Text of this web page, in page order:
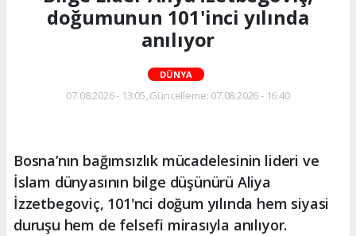
doğumunun 101'inci yılında
anılıyor
DÜNYA
07.08.2026 - 13:05, Güncelleme: 07.08.2026 - 16:40
Bosna’nın bağımsızlık mücadelesinin lideri ve
İslam dünyasının bilge düşünürü Aliya
İzzetbegoviç, 101'nci doğum yılında hem siyasi
duruşu hem de felsefi mirasıyla anılıyor.